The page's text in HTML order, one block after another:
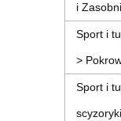
i
Sport i
>
Sport i